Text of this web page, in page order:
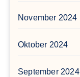
November 2024
Oktober 2024
September 2024